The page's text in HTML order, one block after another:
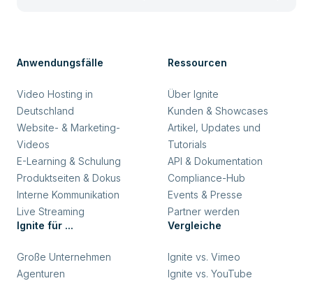
Anwendungsfälle
Video Hosting in
Deutschland
Website- & Marketing-
Videos
E-Learning & Schulung
Produktseiten & Dokus
Interne Kommunikation
Live Streaming
Ignite für ...
Große Unternehmen
Agenturen
Ressourcen
Über Ignite
Kunden & Showcases
Artikel, Updates und
Tutorials
API & Dokumentation
Compliance-Hub
Events & Presse
Partner werden
Vergleiche
Ignite vs. Vimeo
Ignite vs. YouTube